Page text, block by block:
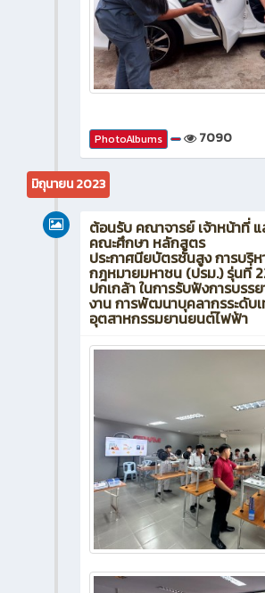
PhotoAlbums 7090
มิถุนายน 2023
ต้อนรับ คณาจารย์ เจ้าหน้าที่ แ
คณะศึกษา หลักสูตร
ประกาศนียบัตรชั้นสูง การบริห
กฎหมายมหาชน (ปรม.) รุ่นที่
ปกเกล้า ในการรับฟังการบรร
งาน การพัฒนาบุคลากรระดับ
อุตสาหกรรมยานยนต์ไฟฟ้า